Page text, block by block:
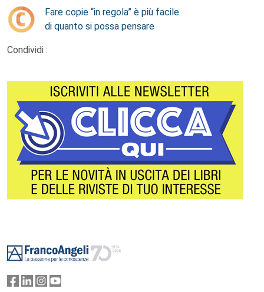
Fare copie “in regola” è più facile
di quanto si possa pensare
Condividi :